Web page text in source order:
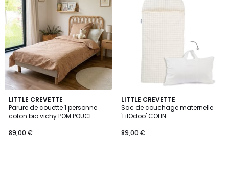
LITTLE CREVETTE
Parure de couette 1 personne
coton bio vichy POM POUCE
89,00 €
LITTLE CREVETTE
Sac de couchage maternelle
'FilOdoo' COLIN
89,00 €